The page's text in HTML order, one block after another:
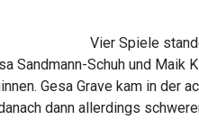
Vier Spiele
Sandmann-Schuh und
Gesa Grave kam in der
dann allerdings